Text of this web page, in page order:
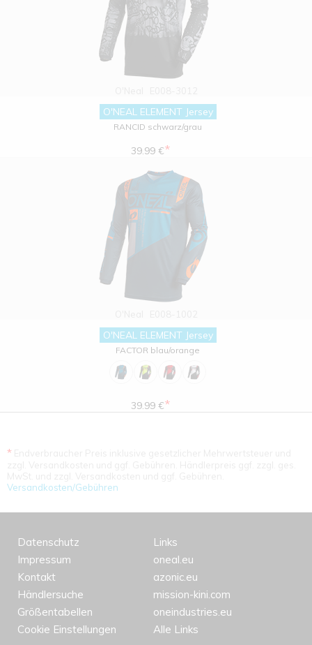
O'NEAL ELEMENT Jersey
RANCID schwarz/grau
39.99 €*
O'NEAL ELEMENT Jersey
FACTOR blau/orange
39.99 €*
*
Versandkosten/Gebühren
Datenschutz
Impressum
Kontakt
Händlersuche
Größentabellen
Cookie Einstellungen
Links
oneal.eu
azonic.eu
mission-kini.com
oneindustries.eu
Alle Links